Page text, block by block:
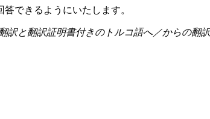
できるようにいたします。
訳と翻訳証明書付きのトルコ語へ／からの翻